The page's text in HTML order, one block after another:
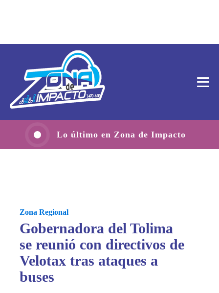
Lo último en Zona de Impacto
Zona Regional
Gobernadora del Tolima
se reunió con directivos de
Velotax tras ataques a
buses